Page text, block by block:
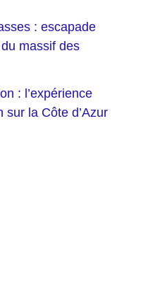
: escapade
massif des
: l’expérience
sur la Côte d’Azur